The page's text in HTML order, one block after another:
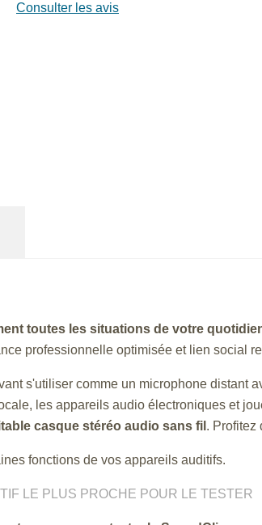
Consulter les avis
toutes les situations de votre
professionnelle optimisée et lien social
s'utiliser comme un microphone distant
les appareils audio électroniques et
casque stéréo audio sans fil . Profitez
fonctions de vos appareils auditifs.
LE PLUS PROCHE POUR LE TESTER